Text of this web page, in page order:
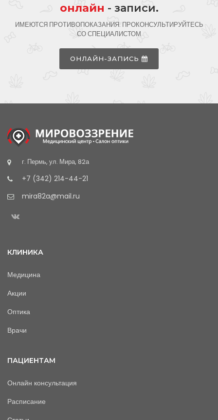
онлайн - записи.
ИМЕЮТСЯ ПРОТИВОПОКАЗАНИЯ. ПРОКОНСУЛЬТИРУЙТЕСЬ
СО СПЕЦИАЛИСТОМ
ОНЛАЙН-ЗАПИСЬ
г. Пермь, ул. Мира, 82а
+7 (342) 214-44-21
mira82a@mail.ru
КЛИНИКА
Медицина
Акции
Оптика
Врачи
ПАЦИЕНТАМ
Онлайн консультация
Расписание